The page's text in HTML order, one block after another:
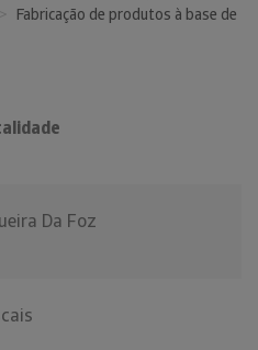
Fabricação de produtos à base de
Da Foz